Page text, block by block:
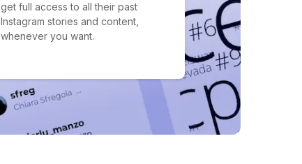
get full access to all their past
Instagram stories and content,
whenever you want.